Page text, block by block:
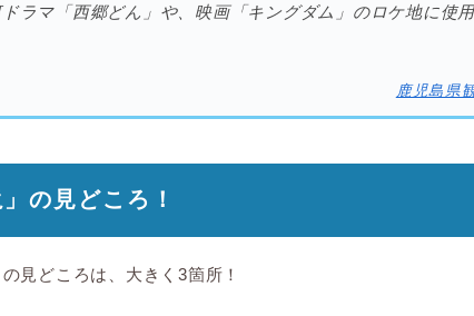
ラマ「西郷どん」や、映画「キングダム」のロケ地に使
鹿児島県
」の見どころ！
見どころは、大きく3箇所！